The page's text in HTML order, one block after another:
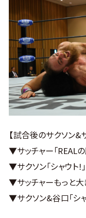
【試合後のサクソン&
▼サッチャー｢REAL
▼サクソン｢シャウト!｣
▼サッチャーもっと
▼サクソン&谷口｢シ